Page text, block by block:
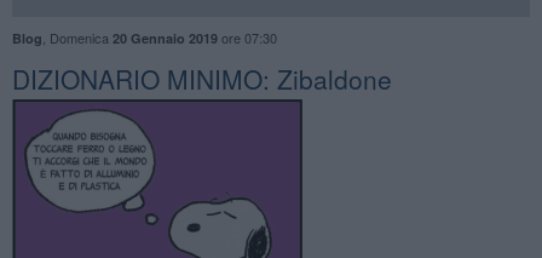
Blog Domenica 20 Gennaio 2019ore 07:30
DIZIONARIO MINIMO: Zibaldone